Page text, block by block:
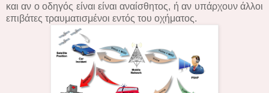
και αν ο οδηγός είναι είναι αναίσθητος, ή αν υπάρχουν άλλοι
επιβάτες τραυματισμένοι εντός του οχήματος.